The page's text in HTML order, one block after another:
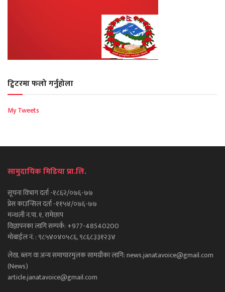
ट्विटरमा फलो गर्नुहोला
My Tweets
सामुदायिक मिडिया प्रा.लि.
सूचना विभाग दर्ता -१८६२/०७६-७७
प्रेस काउन्सिल दर्ता -११५४/०७६-७७
मन्थली न.पा. १, रामेछाप
विज्ञापनका लागि सम्पर्क: +977-48540200
मोबाईल नं. : ९८५४०४०५८६, ९८६८३३१२३४
लेख, ब्लग वा अन्य समाचारमुलक सामग्रीका लागि: news.janatavoice@gmail.com
(News)
article.janatavoice@gmail.com